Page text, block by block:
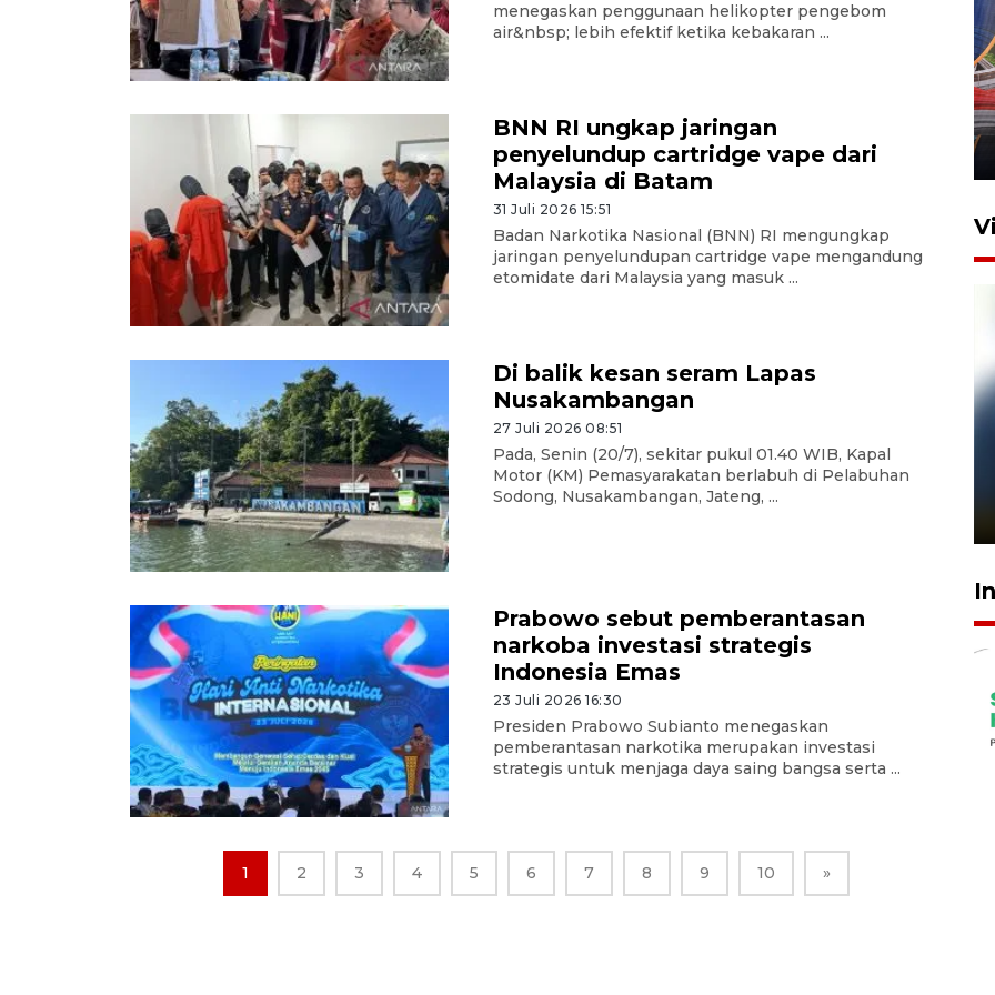
menegaskan penggunaan helikopter pengebom
air&nbsp; lebih efektif ketika kebakaran ...
BNN RI ungkap jaringan
penyelundup cartridge vape dari
Malaysia di Batam
31 Juli 2026 15:51
Badan Narkotika Nasional (BNN) RI mengungkap
jaringan penyelundupan cartridge vape mengandung
etomidate dari Malaysia yang masuk ...
Di balik kesan seram Lapas
Nusakambangan
27 Juli 2026 08:51
Pada, Senin (20/7), sekitar pukul 01.40 WIB, Kapal
Motor (KM) Pemasyarakatan berlabuh di Pelabuhan
Sodong, Nusakambangan, Jateng, ...
Prabowo sebut pemberantasan
narkoba investasi strategis
Indonesia Emas
23 Juli 2026 16:30
Presiden Prabowo Subianto menegaskan
pemberantasan narkotika merupakan investasi
strategis untuk menjaga daya saing bangsa serta ...
1 2 3 4 5 6 7 8 9 10 »
Stasiun Bogor
12 Juni 2026 18:49
Pelanggan Filaha Farm setia
sampai 8 tahan?